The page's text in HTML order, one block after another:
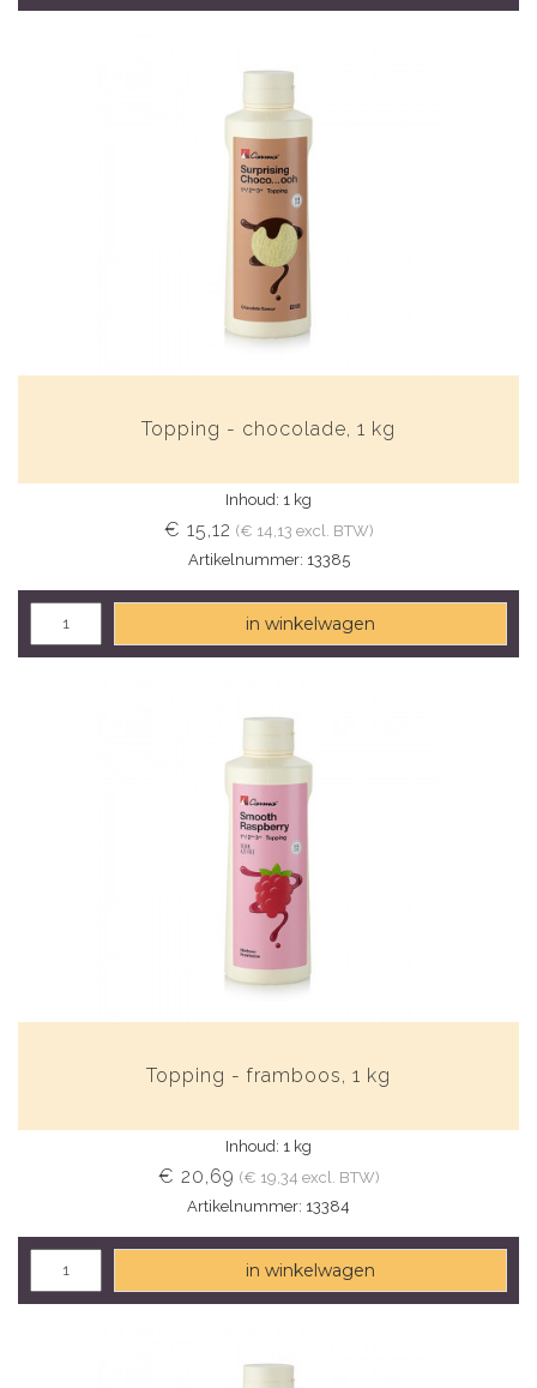
Topping - chocolade, 1 kg
Inhoud: 1 kg
€ 15,12 (€ 14,13 excl. BTW)
Artikelnummer: 13385
in winkelwagen
Topping - framboos, 1 kg
Inhoud: 1 kg
€ 20,69 (€ 19,34 excl. BTW)
Artikelnummer: 13384
in winkelwagen